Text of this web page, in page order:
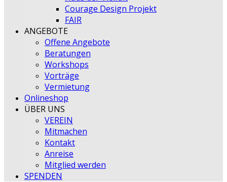
Courage Design Projekt
FAIR
ANGEBOTE
Offene Angebote
Beratungen
Workshops
Vorträge
Vermietung
Onlineshop
ÜBER UNS
VEREIN
Mitmachen
Kontakt
Anreise
Mitglied werden
SPENDEN